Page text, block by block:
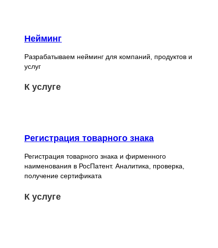
Нейминг
Разрабатываем нейминг для компаний, продуктов и
услуг
К услуге
Регистрация товарного знака
Регистрация товарного знака и фирменного
наименования в РосПатент. Аналитика, проверка,
получение сертификата
К услуге
ИГОРЯ ШЕСТАКОВА
СТУДИЯ